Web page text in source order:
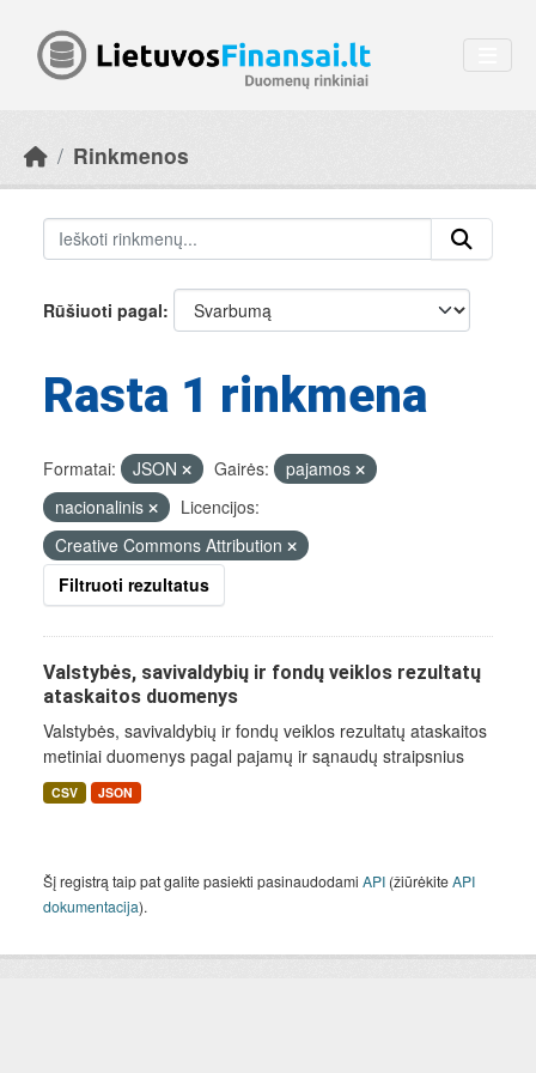
Rinkmenos
Rūšiuoti pagal
Rasta 1 rinkmena
Formatai: JSON Gairės:
pajamos
nacionalinis
Licencijos:
Creative Commons Attribution
Filtruoti rezultatus
Valstybės, savivaldybių ir fondų veiklos rezultatų
ataskaitos duomenys
Valstybės, savivaldybių ir fondų veiklos rezultatų ataskaitos
metiniai duomenys pagal pajamų ir sąnaudų straipsnius
CSV JSON
Šį registrą taip pat galite pasiekti pasinaudodami API (žiūrėkiteAPI
dokumentacija).